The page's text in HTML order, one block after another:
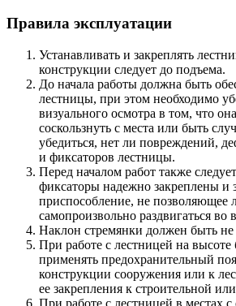
Правила эксплуатации
Устанавливать и закреплять
конструкции следует до подъема.
До начала работы должна быть
лестницы, при этом необходимо
визуального осмотра в том, что
соскользнуть с места или быть
убедиться, нет ли повреждений,
и фиксаторов лестницы.
Перед началом работ также
фиксаторы надежно закреплены и
приспособление, не позволяющее
самопроизвольно раздвигаться во
Наклон стремянки должен быть не
При работе с лестницей на высоте
применять предохранительный
конструкции сооружения или к
ее закрепления к строительной
При работе с лестницей в местах